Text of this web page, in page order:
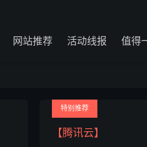
网站推荐 活动线报 值得
特别推荐
【腾讯云】